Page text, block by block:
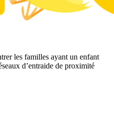
les familles ayant un enfant
d’entraide de proximité